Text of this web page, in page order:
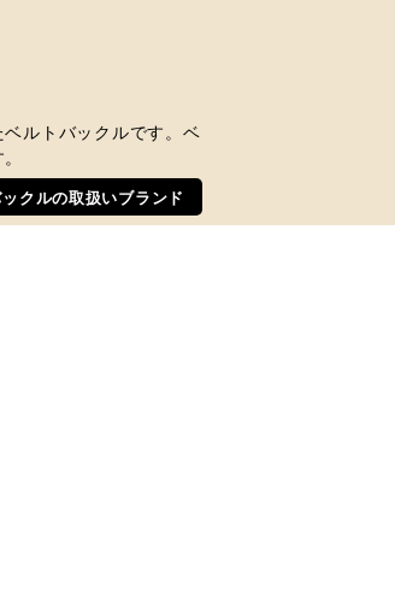
ルトバックルです。ベ
クルの取扱いブランド